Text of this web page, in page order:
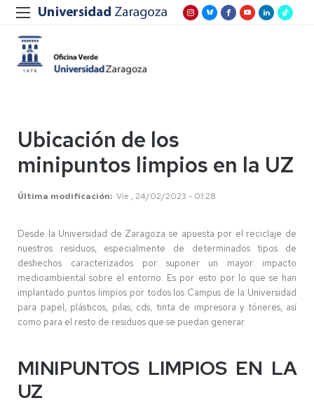
Ubicación de los
minipuntos limpios en la UZ
Última modificación Vie , 24/02/2023 - 01:28
Desde la Universidad de Zaragoza se apuesta por el reciclaje de
nuestros residuos, especialmente de determinados tipos de
deshechos caracterizados por suponer un mayor impacto
medioambiental sobre el entorno. Es por esto por lo que se han
implantado puntos limpios por todos los Campus de la Universidad
para papel, plásticos, pilas, cds, tinta de impresora y tóneres, así
como para el resto de residuos que se puedan generar.
MINIPUNTOS LIMPIOS EN LA
UZ